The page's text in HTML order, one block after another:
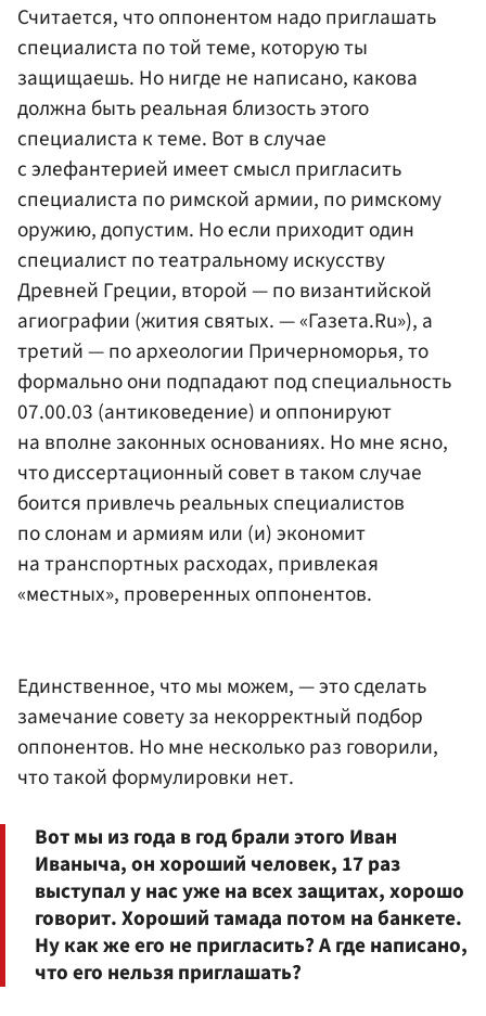
Считается, что оппонентом надо приглашать
специалиста по той теме, которую ты
защищаешь. Но нигде не написано, какова
должна быть реальная близость этого
специалиста к теме. Вот в случае
с элефантерией имеет смысл пригласить
специалиста по римской армии, по римскому
оружию, допустим. Но если приходит один
специалист по театральному искусству
Древней Греции, второй — по византийской
агиографии (жития святых. — «Газета.Ru»), а
третий — по археологии Причерноморья, то
формально они подпадают под специальность
07.00.03 (антиковедение) и оппонируют
на вполне законных основаниях. Но мне ясно,
что диссертационный совет в таком случае
боится привлечь реальных специалистов
по слонам и армиям или (и) экономит
на транспортных расходах, привлекая
«местных», проверенных оппонентов.
Единственное, что мы можем, — это сделать
замечание совету за некорректный подбор
оппонентов. Но мне несколько раз говорили,
что такой формулировки нет.
Вот мы из года в год брали этого Иван
Иваныча, он хороший человек, 17 раз
выступал у нас уже на всех защитах, хорошо
говорит. Хороший тамада потом на банкете.
Ну как же его не пригласить? А где написано,
что его нельзя приглашать?